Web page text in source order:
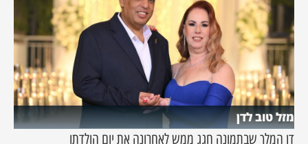
מזל טוב לדן
דן המלך שבתמונה חגג ממש לאחרונה את יום הולדתו